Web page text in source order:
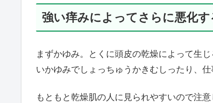
強い痒みによってさらに悪化す
まずかゆみ。とくに頭皮の乾燥によって生
いかゆみでしょっちゅうかきむしったり、
もともと乾燥肌の人に見られやすいので注